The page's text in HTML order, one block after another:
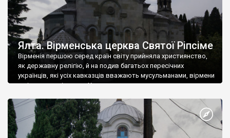
Ялта. Вірменська церква Святої Ріпсіме
Вірменія першою серед країн світу прийняла християнство,
як державну релігію, й на подив багатьох пересічних
українців, які усіх кавказців вважають мусульманами, вірмени
є відданими вірянами Христа